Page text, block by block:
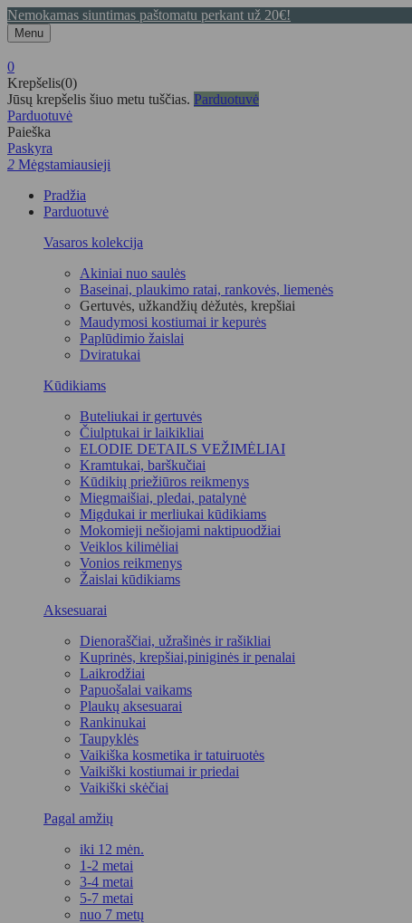
Nemokamas siuntimas paštomatu perkant už 20€!
Menu
0
Krepšelis(0)
Jūsų krepšelis šiuo metu tuščias. Parduotuvė
Parduotuvė
Paieška
Paskyra
2 Mėgstamiausieji
Pradžia
Parduotuvė
Vasaros kolekcija
Akiniai nuo saulės
Baseinai, plaukimo ratai, rankovės, liemenės
Gertuvės, užkandžių dėžutės, krepšiai
Maudymosi kostiumai ir kepurės
Paplūdimio žaislai
Dviratukai
Kūdikiams
Buteliukai ir gertuvės
Čiulptukai ir laikikliai
ELODIE DETAILS VEŽIMĖLIAI
Kramtukai, barškučiai
Kūdikių priežiūros reikmenys
Miegmaišiai, pledai, patalynė
Migdukai ir merliukai kūdikiams
Mokomieji nešiojami naktipuodžiai
Veiklos kilimėliai
Vonios reikmenys
Žaislai kūdikiams
Aksesuarai
Dienoraščiai, užrašinės ir rašikliai
Kuprinės, krepšiai,piniginės ir penalai
Laikrodžiai
Papuošalai vaikams
Plaukų aksesuarai
Rankinukai
Taupyklės
Vaikiška kosmetika ir tatuiruotės
Vaikiški kostiumai ir priedai
Vaikiški skėčiai
Pagal amžių
iki 12 mėn.
1-2 metai
3-4 metai
5-7 metai
nuo 7 metų